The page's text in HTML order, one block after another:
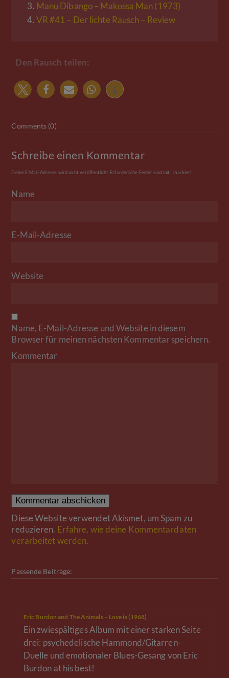
3. Manu Dibango – Makossa Man (1973)
4.VR #41 – Der lichte Rausch – Review
Den Rausch teilen:
Comments (0)
Schreibe einen Kommentar
Deine E-Mail-Adresse wird nicht veröffentlicht. Erforderliche Felder sind mit markiert
Name
E-Mail-Adresse
Website
Name, E-Mail-Adresse und Website in diesem
Browser für meinen nächsten Kommentar speichern.
Kommentar
Diese Website verwendet Akismet, um Spam zu
reduzieren. Erfahre, wie deine Kommentardaten
verarbeitet werden.
Passende Beiträge:
Eric Burdon and The Animals – Love is (1968)
Ein zwiespältiges Album mit einer starken Seite
drei: psychedelische Hammond/Gitarren-
Duelle und emotionaler Blues-Gesang von Eric
Burdon at his best!